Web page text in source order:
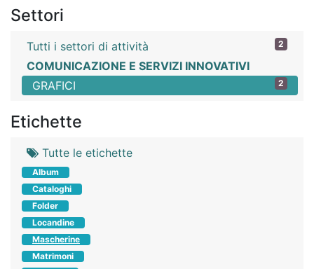
Settori
2
Tutti i settori di attività
COMUNICAZIONE E SERVIZI INNOVATIVI
2
GRAFICI
Etichette
Tutte le etichette
Album
Cataloghi
Folder
Locandine
Mascherine
Matrimoni